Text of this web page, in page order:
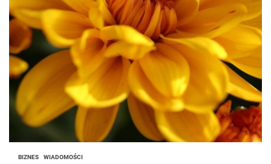
BIZNES WIADOMOŚCI